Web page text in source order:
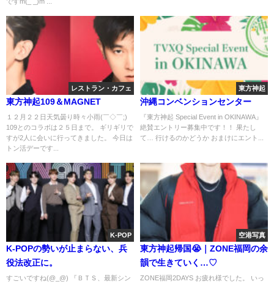
レストラン・カフェ
東方神起109＆MAGNET
１２月２２日天気曇り時々小雨(￣◇￣;)
109とのコラボは２５日まで。 ギリギリで
すが2人に会いに行ってきました。 今日は
トン活デーです...
東方神起
沖縄コンベンションセンター
『東方神起 Special Event in OKINAWA』
絶賛エントリー募集中です！！ 果たし
て… 行けるのかどうか おまけにエント...
K-POP
K-POPの勢いが止まらない、兵
役法改正に。
すごいですね(@_@) 『ＢＴＳ、最新シン
空港写真
東方神起帰国😭｜ZONE福岡の余
韻で生きていく…♡
ZONE福岡2DAYS お疲れ様でした。 いっ